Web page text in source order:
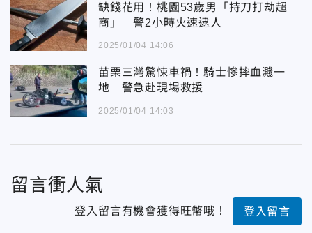
缺錢花用！桃園53歲男「持刀打劫超
商」 警2小時火速逮人
2025/01/04 14:06
苗栗三灣驚悚車禍！騎士慘摔血濺一
地 警急赴現場救援
2025/01/04 14:03
留言衝人氣
登入留言有機會獲得旺幣哦！ 登入留言